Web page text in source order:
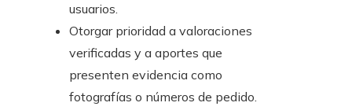
usuarios.
Otorgar prioridad a valoraciones
verificadas y a aportes que
presenten evidencia como
fotografías o números de pedido.